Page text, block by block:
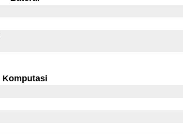
Komputasi